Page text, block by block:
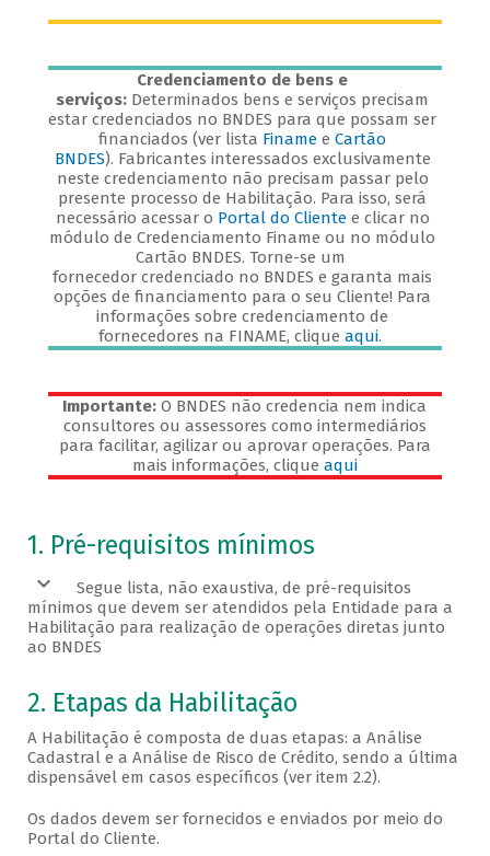
Credenciamento de bens e
serviços: Determinados bens e serviços precisam
estar credenciados no BNDES para que possam ser
financiados (ver lista Finame eCartão
BNDES). Fabricantes interessados exclusivamente
neste credenciamento não precisam passar pelo
presente processo de Habilitação. Para isso, será
necessário acessar o Portal do Cliente e clicar no
módulo de Credenciamento Finame ou no módulo
Cartão BNDES. Torne-se um
fornecedor credenciado no BNDES e garanta mais
opções de financiamento para o seu Cliente! Para
informações sobre credenciamento de
fornecedores na FINAME, cliqueaqui.
Importante: O BNDES não credencia nem indica
consultores ou assessores como intermediários
para facilitar, agilizar ou aprovar operações. Para
mais informações, clique aqui
Veja os pré-requisitos
1. Pré-requisitos mínimos
Segue lista, não exaustiva, de pré-requisitos
mínimos que devem ser atendidos pela Entidade para a
Habilitação para realização de operações diretas junto
ao BNDES
2. Etapas da Habilitação
A Habilitação é composta de duas etapas: a Análise
Cadastral e a Análise de Risco de Crédito, sendo a última
dispensável em casos específicos (ver item 2.2).
Os dados devem ser fornecidos e enviados por meio do
Portal do Cliente.